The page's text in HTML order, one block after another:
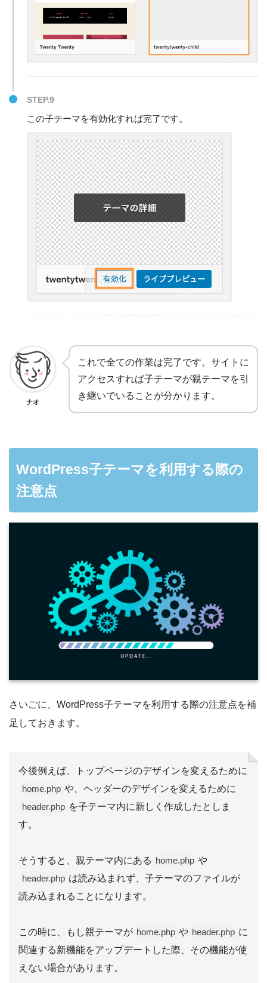
STEP.9
この子テーマを有効化すれば完了です。
ナオ
これで全ての作業は完了です。サイトに
アクセスすれば子テーマが親テーマを引
き継いでいることが分かります。
WordPress子テーマを利用する際の
注意点
さいごに、WordPress子テーマを利用する際の注意点を補
足しておきます。
今後例えば、トップページのデザインを変えるために
home.php や、ヘッダーのデザインを変えるために
header.php を子テーマ内に新しく作成したとしま
す。
そうすると、親テーマ内にある home.php や
header.php は読み込まれず、子テーマのファイルが
読み込まれることになります。
この時に、もし親テーマが home.php や header.php に
関連する新機能をアップデートした際、その機能が使
えない場合があります。